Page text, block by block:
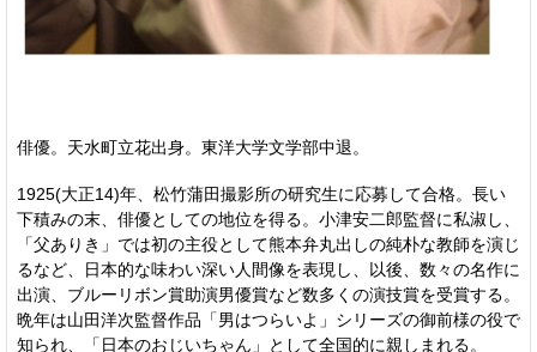
俳優。天水町立花出身。東洋大学文学部中退。
1925(大正14)年、松竹蒲田撮影所の研究生に応募して合格。長い
下積みの末、俳優としての地位を得る。小津安二郎監督に私淑し、
「父ありき」では初の主役として熊本弁丸出しの純朴な教師を演じ
るなど、日本的な味わい深い人間像を表現し、以後、数々の名作に
出演、ブルーリボン賞助演男優賞など数多くの演技賞を受賞する。
晩年は山田洋次監督作品「男はつらいよ」シリーズの御前様の役で
知られ、「日本のおじいちゃん」として全国的に親しまれる。